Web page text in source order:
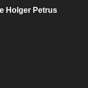
Holger Petrus